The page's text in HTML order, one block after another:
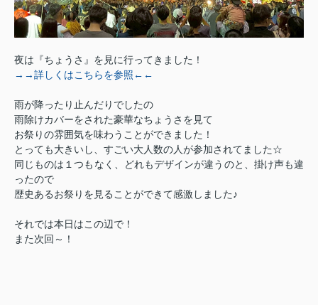
夜は『ちょうさ』を見に行ってきました！
→→詳しくはこちらを参照←←
雨が降ったり止んだりでしたの
雨除けカバーをされた豪華なちょうさを見て
お祭りの雰囲気を味わうことができました！
とっても大きいし、すごい大人数の人が参加されてました☆
同じものは１つもなく、どれもデザインが違うのと、掛け声も違
ったので
歴史あるお祭りを見ることができて感激しました♪
それでは本日はこの辺で！
また次回～！